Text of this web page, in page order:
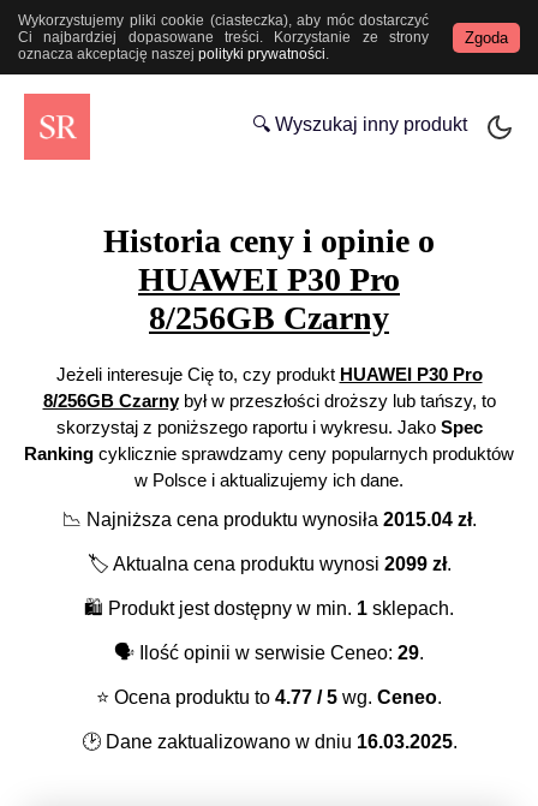
Wykorzystujemy pliki cookie (ciasteczka), aby móc dostarczyć
Ci najbardziej dopasowane treści. Korzystanie ze strony
oznacza akceptację naszej polityki prywatności.
Zgoda
🔍 Wyszukaj inny produkt
Historia ceny i opinie o
HUAWEI P30 Pro
8/256GB Czarny
Jeżeli interesuje Cię to, czy produkt HUAWEI P30 Pro
8/256GB Czarnybył w przeszłości droższy lub tańszy, to
skorzystaj z poniższego raportu i wykresu. Jako Spec
Ranking cyklicznie sprawdzamy ceny popularnych produktów
w Polsce i aktualizujemy ich dane.
📉 Najniższa cena produktu wynosiła 2015.04zł.
🏷️ Aktualna cena produktu wynosi 2099zł.
🛍️ Produkt jest dostępny w min. 1 sklepach.
🗣️ Ilość opinii w serwisie Ceneo: 29.
⭐️ Ocena produktu to 4.77 / 5 wg. Ceneo.
🕑Dane zaktualizowano w dniu 16.03.2025.